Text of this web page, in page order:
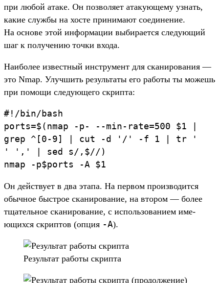
при любой ата­ке. Он поз­воля­ет ата­кующе­му узнать,
какие служ­бы на хос­те при­нима­ют соеди­нение.
На осно­ве этой информа­ции выбира­ется сле­дующий
шаг к получе­нию точ­ки вхо­да.
На­ибо­лее извес­тный инс­тру­мент для ска­ниро­вания —
это Nmap. Улуч­шить резуль­таты его работы ты можешь
при помощи сле­дующе­го скрип­та:
#!/bin/bash
ports=$(nmap -p- --min-rate=500 $1
grep
^[0-9] cut -d '/ ' -f 1 | tr
'
'
', ' sed s/, $//)
nmap
-p$ports -A $1
Он дей­ству­ет в два эта­па. На пер­вом про­изво­дит­ся
обыч­ное быс­трое ска­ниро­вание, на вто­ром — более
тща­тель­ное ска­ниро­вание, с исполь­зовани­ем име­
ющих­ся скрип­тов (опция -A).
Ре­зуль­тат работы скрип­та